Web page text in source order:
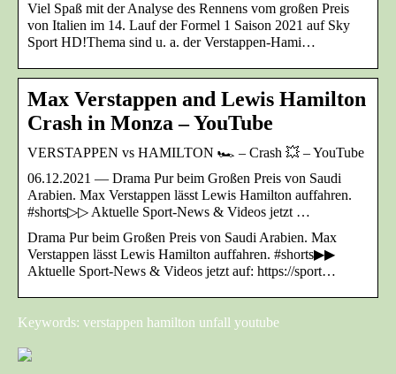
Viel Spaß mit der Analyse des Rennens vom großen Preis
von Italien im 14. Lauf der Formel 1 Saison 2021 auf Sky
Sport HD!Thema sind u. a. der Verstappen-Hami…
Max Verstappen and Lewis Hamilton
Crash in Monza – YouTube
VERSTAPPEN vs HAMILTON 🏎️ – Crash 💥 – YouTube
06.12.2021 — Drama Pur beim Großen Preis von Saudi
Arabien. Max Verstappen lässt Lewis Hamilton auffahren.
#shorts▷▷ Aktuelle Sport-News & Videos jetzt …
Drama Pur beim Großen Preis von Saudi Arabien. Max
Verstappen lässt Lewis Hamilton auffahren. #shorts▶▶
Aktuelle Sport-News & Videos jetzt auf: https://sport…
Keywords: verstappen hamilton unfall youtube